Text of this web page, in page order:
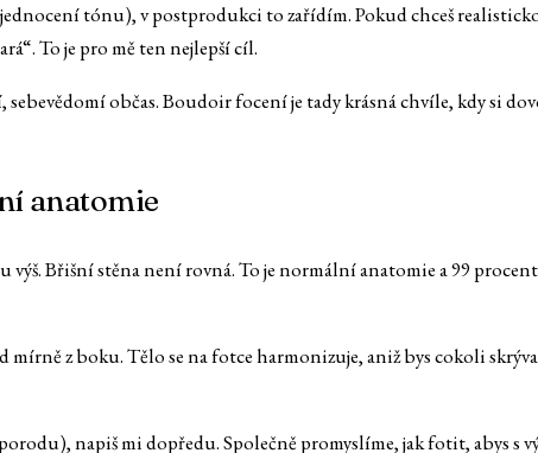
tónu), v postprodukci to zařídím. Pokud chceš
To je pro mě ten nejlepší cíl.
občas. Boudoir focení je tady krásná chvíle, kdy si
anatomie
Břišní stěna není rovná. To je normální anatomie a 99
z boku. Tělo se na fotce harmonizuje, aniž bys cokoli
napiš mi dopředu. Společně promyslíme, jak fotit, abys s